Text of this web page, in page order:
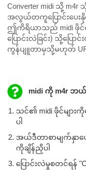
Converter midi သို့
အလွယ်တကူပြောင်းပေးနို
ဤကိရိယာသည် midi ဖိုင်
ပြောင်းလဲခြင်း) သို့ပြေ
ကွန်ပျူတာမှသို့မဟုတ်
midi ကို m4r ဘယ်
သင်၏ midi ဖိုင်များ
ပါ
အယ်ဒီတာစာမျက်နှာပ
ကိုချိန်ညှိပါ
ပြောင်းလဲမှုစတင်ရန်